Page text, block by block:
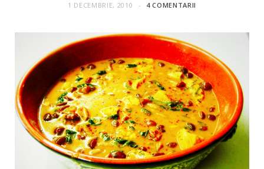
1 DECEMBRIE, 2010 4 COMENTARII